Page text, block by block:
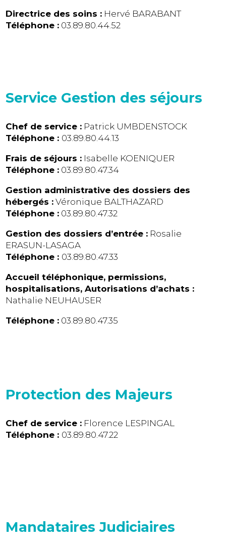
Directrice des soins : Hervé BARABANT
Téléphone : 03.89.80.44.52
Service Gestion des séjours
Chef de service : Patrick UMBDENSTOCK
Téléphone : 03.89.80.44.13
Frais de séjours : Isabelle KOENIQUER
Téléphone : 03.89.80.47.34
Gestion administrative des dossiers des
hébergés : Véronique BALTHAZARD
Téléphone : 03.89.80.47.32
Gestion des dossiers d’entrée : Rosalie
ERASUN-LASAGA
Téléphone : 03.89.80.47.33
Accueil téléphonique, permissions,
hospitalisations, Autorisations d’achats :
Nathalie NEUHAUSER
Téléphone : 03.89.80.47.35
Protection des Majeurs
Chef de service : Florence LESPINGAL
Téléphone : 03.89.80.47.22
Mandataires Judiciaires